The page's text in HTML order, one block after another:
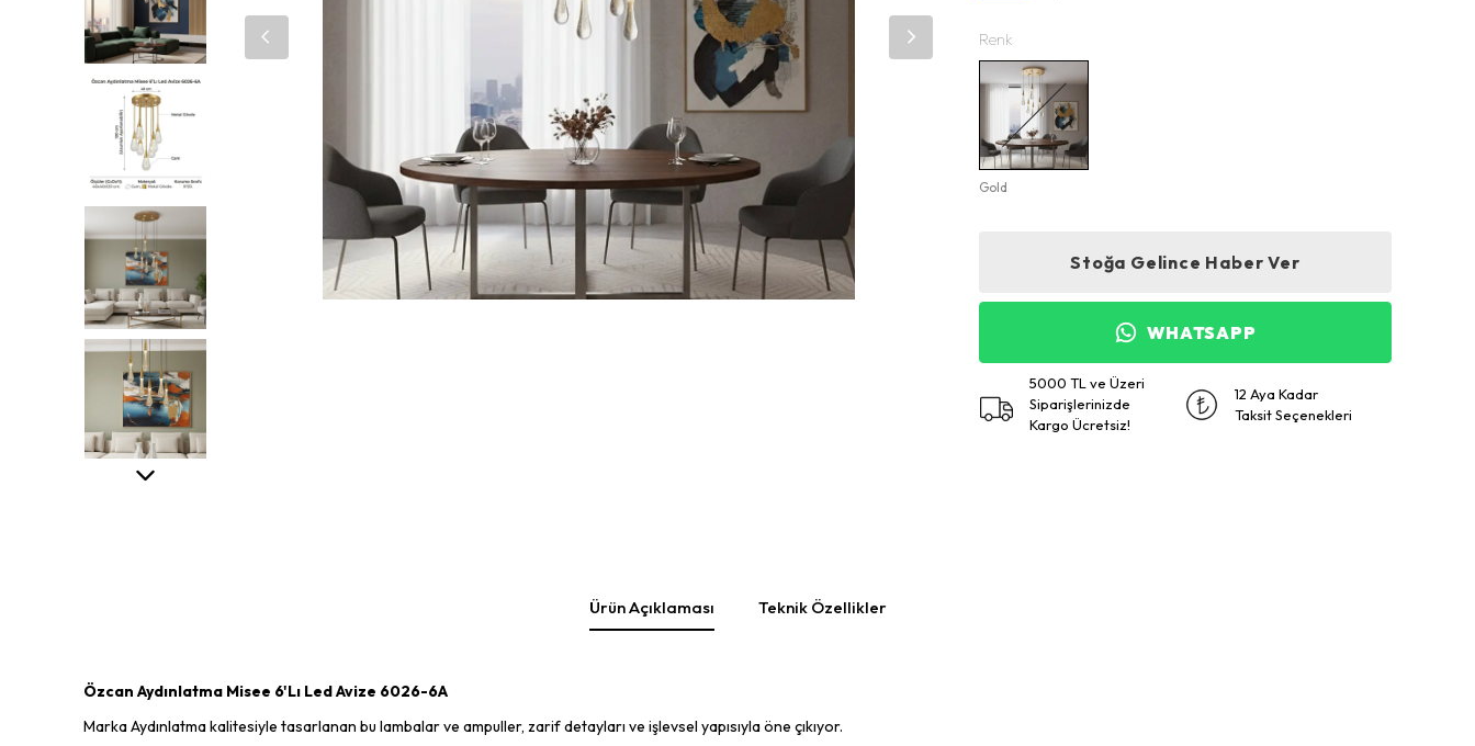
Renk
Gold
Stoğa Gelince Haber Ver
WHATSAPP
5000 TL ve Üzeri
Siparişlerinizde
Kargo Ücretsiz!
12 Aya Kadar
Taksit Seçenekleri
Ürün Açıklaması Teknik Özellikler
Özcan Aydınlatma Misee 6'Lı Led Avize 6026-6A
Marka Aydınlatma kalitesiyle tasarlanan bu lambalar ve ampuller, zarif detayları ve işlevsel yapısıyla öne çıkıyor.